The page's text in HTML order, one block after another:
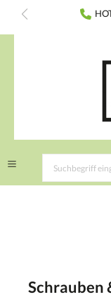
springen
Schrauben